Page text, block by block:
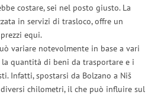
costare, sei nel posto giusto. La
in servizi di trasloco, offre un
equi.
variare notevolmente in base a vari
quantità di beni da trasportare e i
Infatti, spostarsi da Bolzano a Niš
chilometri, il che può influire sul